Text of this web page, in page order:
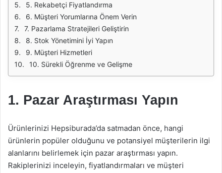
5. Rekabetçi Fiyatlandırma
6. Müşteri Yorumlarına Önem Verin
7. Pazarlama Stratejileri Geliştirin
8. Stok Yönetimini İyi Yapın
9. Müşteri Hizmetleri
10. Sürekli Öğrenme ve Gelişme
1. Pazar Araştırması Yapın
Ürünlerinizi Hepsiburada’da satmadan önce, hangi
ürünlerin popüler olduğunu ve potansiyel müşterilerin ilgi
alanlarını belirlemek için pazar araştırması yapın.
Rakiplerinizi inceleyin, fiyatlandırmaları ve müşteri